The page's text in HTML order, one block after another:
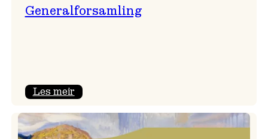
Generalforsamling
Les meir: